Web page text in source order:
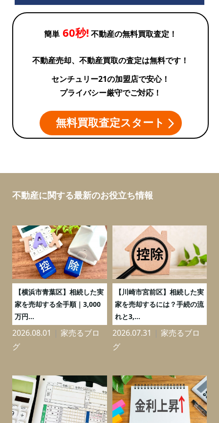
簡単 60秒! 不動産の無料買取査定！
不動産売却、不動産買取の査定は無料です！
センチュリー21の加盟店で安心！
プライバシー厳守でご対応！
無料買取査定スタート
不動産に関する最新のお役立ち情報
【横浜市青葉区】相続した実
家を売却する全手順｜3,000
万円...
2026.08.01
家売るブロ
グ
【川崎市宮前区】相続した実
家を売却するには？手続の流
れと3,...
2026.07.31
家売るブロ
グ